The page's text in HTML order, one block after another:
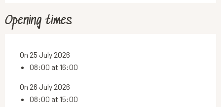
Opening times
On 25 July 2026
08:00 at 16:00
On 26 July 2026
08:00 at 15:00